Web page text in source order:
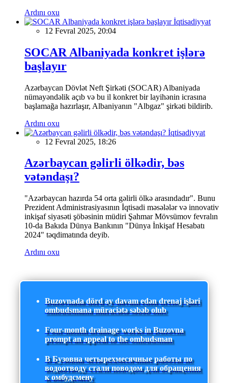
Ardını oxu
İqtisadiyyat
12 Fevral 2025, 20:04
SOCAR Albaniyada konkret işlərə
başlayır
Azərbaycan Dövlət Neft Şirkəti (SOCAR) Albaniyada
nümayəndəlik açıb və bu il konkret bir layihənin icrasına
başlamağa hazırlaşır, Albaniyanın "Albgaz" şirkəti bildirib.
Ardını oxu
İqtisadiyyat
12 Fevral 2025, 18:26
Azərbaycan gəlirli ölkədir, bəs
vətəndaşı?
"Azərbaycan hazırda 54 orta gəlirli ölkə arasındadır". Bunu
Prezident Administrasiyasının İqtisadi məsələlər və innovativ
inkişaf siyasəti şöbəsinin müdiri Şahmar Mövsümov fevralın
10-da Bakıda Dünya Bankının "Dünya İnkişaf Hesabatı
2024" təqdimatında deyib.
Ardını oxu
Buzovnada dörd ay davam edən drenaj işləri
ombudsmana müraciətə səbəb olub
Four-month drainage works in Buzovna
prompt an appeal to the ombudsman
В Бузовна четырехмесячные работы по
водоотводу стали поводом для обращения
к омбудсмену